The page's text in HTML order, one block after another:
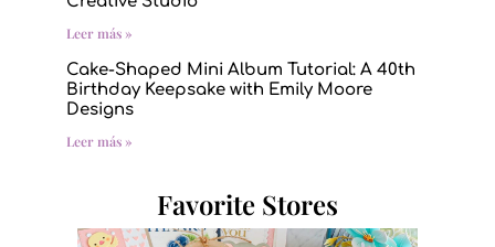
Leer más »
Cake-Shaped Mini Album Tutorial: A 40th
Birthday Keepsake with Emily Moore
Designs
Leer más »
Favorite Stores